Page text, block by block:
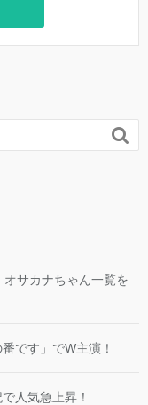

サカナちゃん一覧を
です」でW主演！
人気急上昇！